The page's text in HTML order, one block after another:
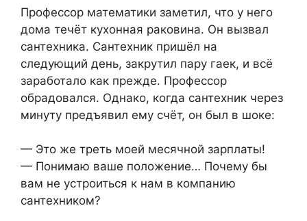
Профессор математики заметил, что у него
дома течёт кухонная раковина. Он вызвал
сантехника. Сантехник пришёл на
следующий день, закрутил пару гаек, и всё
заработало как прежде. Профессор
обрадовался. Однако, когда сантехник через
минуту предъявил ему счёт, он был в шоке:
— Это же треть моей месячной зарплаты!
— Понимаю ваше положение… Почему бы
вам не устроиться к нам в компанию
сантехником?